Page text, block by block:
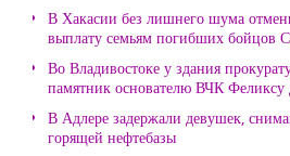
В Хакасии без лишнего шума
выплату семьям погибших бойцов
Во Владивостоке у здания
памятник основателю ВЧК
В Адлере задержали девушек,
горящей нефтебазы